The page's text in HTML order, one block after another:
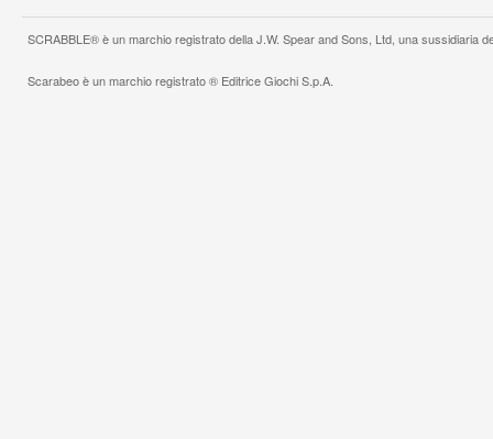
SCRABBLE® è un marchio registrato della J.W. Spear and Sons, Ltd, una
Scarabeo è un marchio registrato ® Editrice Giochi S.p.A.